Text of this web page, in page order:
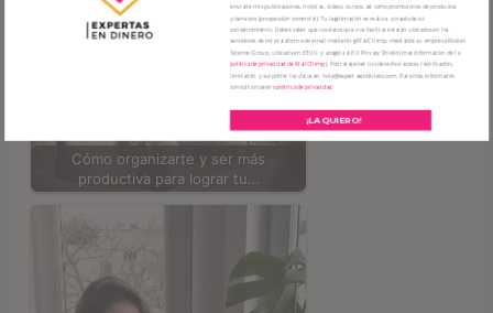
Cómo organizarte y ser más
productiva para lograr tu…
¡LA QUIERO!
enviarte mis publicaciones, noticias, vídeos, cursos, así como promociones de productos
y/servicios (prospección comercial). Tu legitimación se realiza a través de tu
consentimiento. Debes saber que los datos que nos facilitas estarán ubicados en los
servidores de mi plataforma de email marketing MailChimp, mediante su empresa Rocket
Science Group, ubicada en EEUU y acogida al EU Privacy Shield (más información de la
política de privacidad de MailChimp). Podrás ejercer tus derechos acceso, rectificación,
limitación y surprimir los datos en hola@expertasendinero.com. Para más información
consulta nuestrapolítica de privacidad.